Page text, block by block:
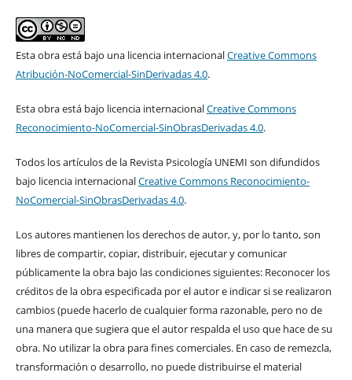
Esta obra está bajo una licencia internacionalCreative Commons
Atribución-NoComercial-SinDerivadas 4.0.
Esta obra está bajo licencia internacionalCreative Commons
Reconocimiento-NoComercial-SinObrasDerivadas 4.0.
Todos los artículos de la Revista Psicología UNEMI son difundidos
bajo licencia internacionalCreative Commons Reconocimiento-
NoComercial-SinObrasDerivadas 4.0.
Los autores mantienen los derechos de autor, y, por lo tanto, son
libres de compartir, copiar, distribuir, ejecutar y comunicar
públicamente la obra bajo las condiciones siguientes: Reconocer los
créditos de la obra especificada por el autor e indicar si se realizaron
cambios (puede hacerlo de cualquier forma razonable, pero no de
una manera que sugiera que el autor respalda el uso que hace de su
obra. No utilizar la obra para fines comerciales. En caso de remezcla,
transformación o desarrollo, no puede distribuirse el material